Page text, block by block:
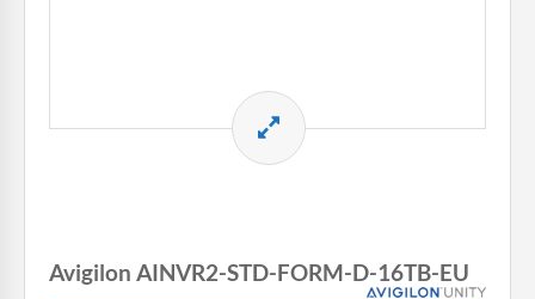
Avigilon AINVR2-STD-FORM-D-16TB-EU